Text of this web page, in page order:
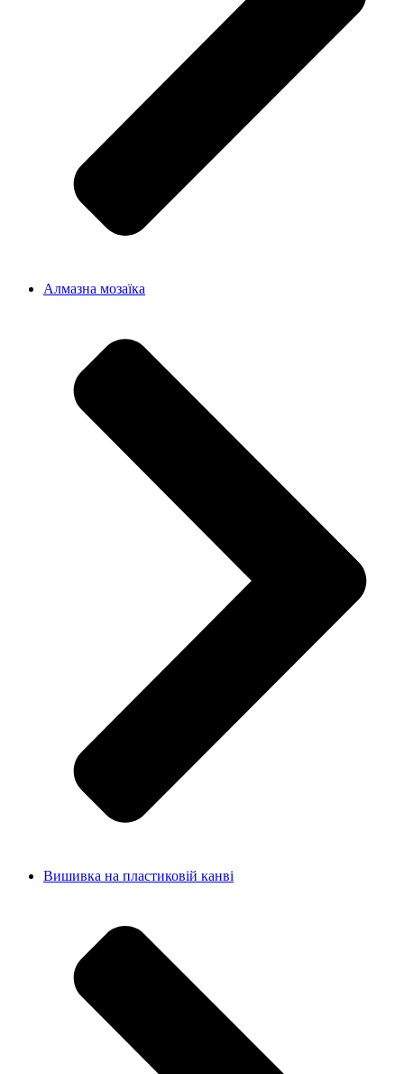
Алмазна мозаїка
Вишивка на пластиковій канві